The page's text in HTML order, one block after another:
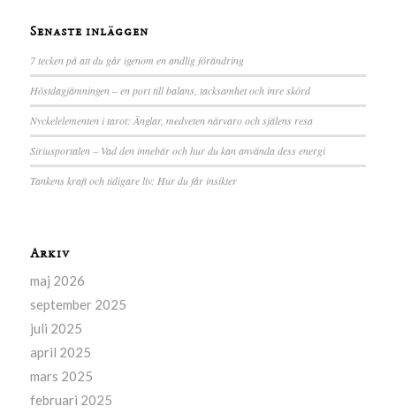
Senaste inläggen
7 tecken på att du går igenom en andlig förändring
Höstdagjämningen – en port till balans, tacksamhet och inre skörd
Nyckelelementen i tarot: Änglar, medveten närvaro och själens resa
Siriusportalen – Vad den innebär och hur du kan använda dess energi
Tankens kraft och tidigare liv: Hur du får insikter
Arkiv
maj 2026
september 2025
juli 2025
april 2025
mars 2025
februari 2025